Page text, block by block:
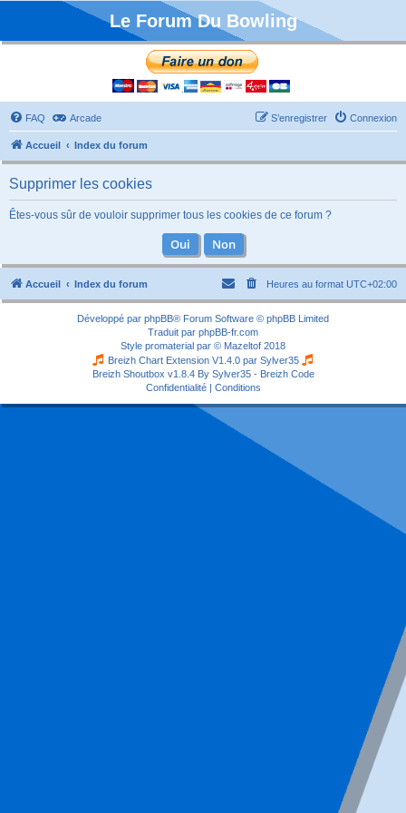
Le Forum Du Bowling
FAQ Arcade Connexion
S’enregistrer
Accueil Index du forum
Supprimer les cookies
Êtes-vous sûr de vouloir supprimer tous les cookies de ce forum ?
Accueil Index du forum Heures au format UTC+02:00
Développé par phpBB® Forum Software © phpBB Limited
Traduit par phpBB-fr.com
Style promaterial par © Mazeltof 2018
Breizh Chart Extension V1.4.0 par Sylver35
Breizh Shoutbox v1.8.4 By Sylver35 - Breizh Code
Confidentialité| Conditions